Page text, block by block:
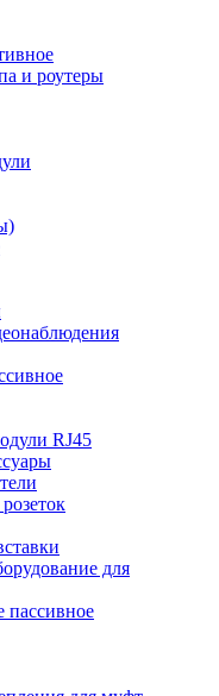
и роутеры
RJ45
для
пассивное